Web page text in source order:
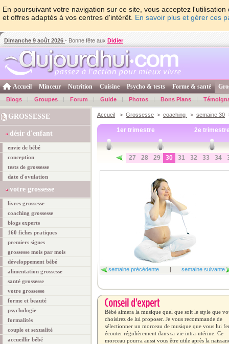
En poursuivant votre navigation sur ce site, vous acceptez
et offres adaptés à vos centres d'intérêt. En savoir plus et gérer ces
Dimanche 9 août 2026 - Bonne fête aux Didier
Accueil Minceur Nutrition Cuisine Psycho & tests Forme & santé
Blogs Groupes Forum Guide Photos Bons Plans
GROSSESSE
désir d'enfant
envie de bébé
conception
tests de grossesse
date d'ovulation
votre grossesse
livres grossesse
coaching grossesse
blogs experts
160 fiches pratiques
premiers signes
grossesse mois par mois
développement bébé
alimentation grossesse
santé grossesse
votre grossesse
forme et beauté
psychologie
formalités
couple et sexualité
accueillir bébé
Accueil > Grossesse > coaching > semaine 30
1er trimestre 2e
27 28 29 30 31 32 33 34
semaine précédente | semaine suivante
Bébé aimera la musique quel que soit le style que
choisirez de lui proposer. Je vous recommande de
sélectionner un morceau de musique que vous lui
écouter régulièrement dans sa vie intra-utérine. Ce
morceau pourra aussi vous être utile après la